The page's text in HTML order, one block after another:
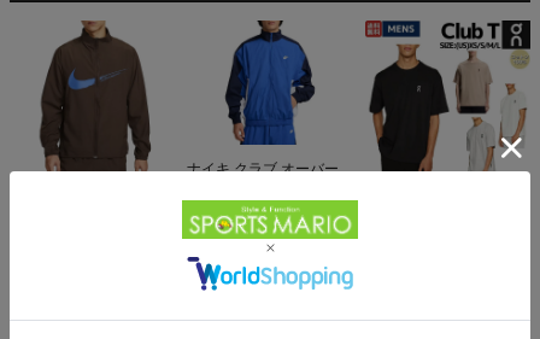
ナイキ クラブ オーバー
ックジャケット スポーツ
トレーニング フルジップ
ジャケット NIKE
12,771円（税込）